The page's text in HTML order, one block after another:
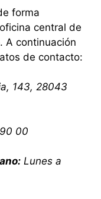
forma
central de
A continuación
de contacto:
143, 28043
00
Lunes a